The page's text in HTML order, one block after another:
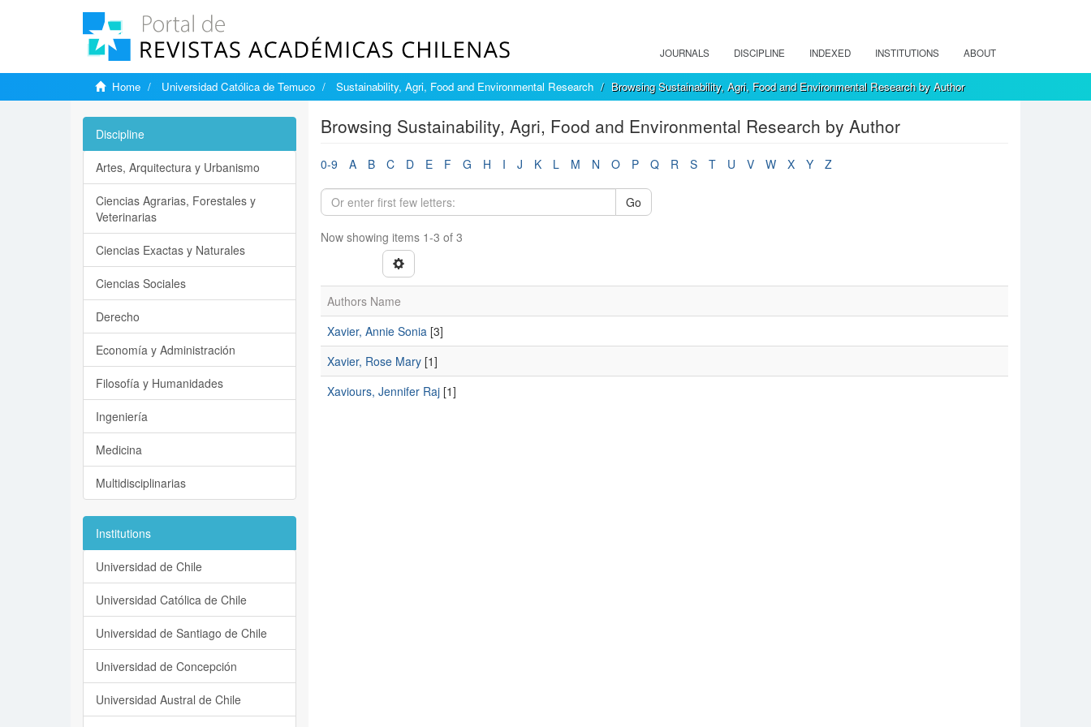
JOURNALS DISCIPLINE INDEXED INSTITUTIONS ABOUT
Home Universidad Católica de Temuco Sustainability, Agri, Food and Environmental Research Browsing Sustainability, Agri, Food and Environmental Research by Author
Browsing Sustainability, Agri, Food and Environmental Research by Author
0-9 A B C D E F G H I J K L M N O P Q R S T U V W X Y Z
Go
Now showing items 1-3 of 3
Authors Name
Xavier, Annie Sonia[3]
Xavier, Rose Mary[1]
Xaviours, Jennifer Raj[1]
Discipline
Artes, Arquitectura y Urbanismo
Ciencias Agrarias, Forestales y
Veterinarias
Ciencias Exactas y Naturales
Ciencias Sociales
Derecho
Economía y Administración
Filosofía y Humanidades
Ingeniería
Medicina
Multidisciplinarias
Institutions
Universidad de Chile
Universidad Católica de Chile
Universidad de Santiago de Chile
Universidad de Concepción
Universidad Austral de Chile